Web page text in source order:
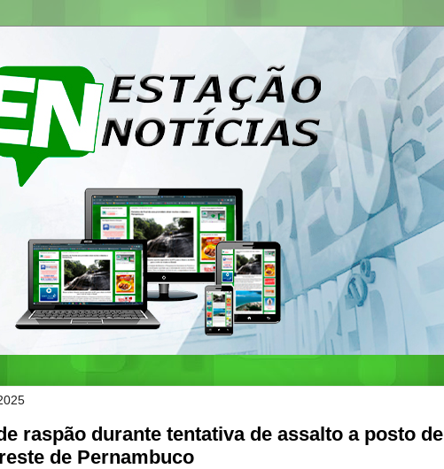
raspão durante tentativa de assalto a posto de
de Pernambuco